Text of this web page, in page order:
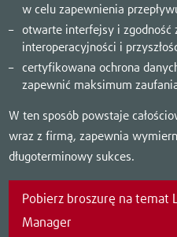
w celu zapewnienia
otwarte interfejsy i zgodność
interoperacyjności i
certyfikowana ochrona
zapewnić maksimum
W ten sposób powstaje
wraz z firmą, zapewnia
długoterminowy sukces.
Pobierz broszurę na temat
Manager